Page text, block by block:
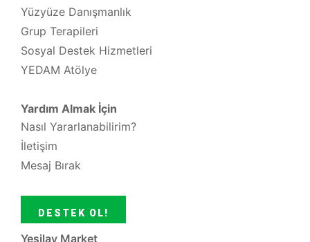
Yüzyüze Danışmanlık
Grup Terapileri
Sosyal Destek Hizmetleri
YEDAM Atölye
Yardım Almak İçin
Nasıl Yararlanabilirim?
İletişim
Mesaj Bırak
DESTEK OL!
Yeşilay Market